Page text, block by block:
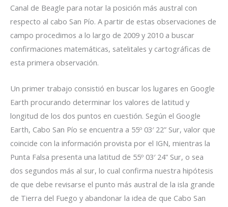
Canal de Beagle para notar la posición más austral con
respecto al cabo San Pío. A partir de estas observaciones de
campo procedimos a lo largo de 2009 y 2010 a buscar
confirmaciones matemáticas, satelitales y cartográficas de
esta primera observación.
Un primer trabajo consistió en buscar los lugares en Google
Earth procurando determinar los valores de latitud y
longitud de los dos puntos en cuestión. Según el Google
Earth, Cabo San Pío se encuentra a 55º 03′ 22” Sur, valor que
coincide con la información provista por el IGN, mientras la
Punta Falsa presenta una latitud de 55º 03′ 24” Sur, o sea
dos segundos más al sur, lo cual confirma nuestra hipótesis
de que debe revisarse el punto más austral de la isla grande
de Tierra del Fuego y abandonar la idea de que Cabo San